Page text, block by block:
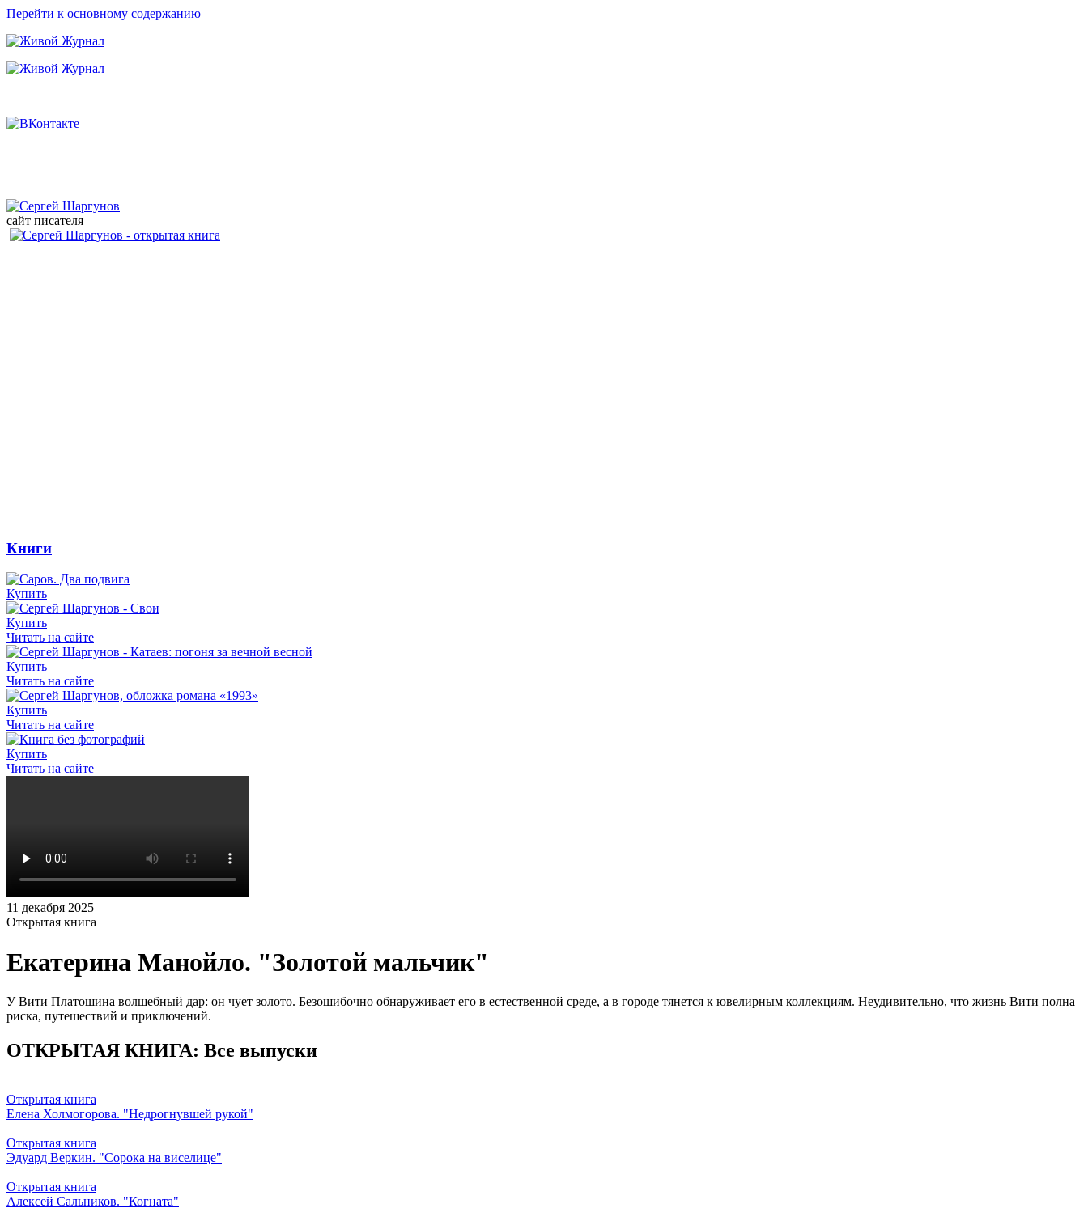
Перейти к основному содержанию
сайт писателя
Книги
Купить
Купить
Читать на сайте
Купить
Читать на сайте
Купить
Читать на сайте
Купить
Читать на сайте
11 декабря 2025
Открытая книга
Екатерина Манойло. "Золотой мальчик"
У Вити Платошина волшебный дар: он чует золото. Безошибочно обнаруживает его в естественной среде, а в городе тянется к ювелирным коллекциям. Неудивительно, что жизнь Вити полна
риска, путешествий и приключений.
ОТКРЫТАЯ КНИГА: Все выпуски
Открытая книга
Елена Холмогорова. "Недрогнувшей рукой"
Открытая книга
Эдуард Веркин. "Сорока на виселице"
Открытая книга
Алексей Сальников. "Когната"